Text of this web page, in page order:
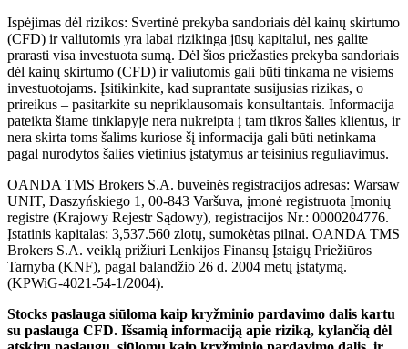
Ispėjimas dėl rizikos: Svertinė prekyba sandoriais dėl kainų skirtumo
(CFD) ir valiutomis yra labai rizikinga jūsų kapitalui, nes galite
prarasti visa investuota sumą. Dėl šios priežasties prekyba sandoriais
dėl kainų skirtumo (CFD) ir valiutomis gali būti tinkama ne visiems
investuotojams. Įsitikinkite, kad suprantate susijusias rizikas, o
prireikus – pasitarkite su nepriklausomais konsultantais. Informacija
pateikta šiame tinklapyje nera nukreipta į tam tikros šalies klientus, ir
nera skirta toms šalims kuriose šį informacija gali būti netinkama
pagal nurodytos šalies vietinius įstatymus ar teisinius reguliavimus.
OANDA TMS Brokers S.A. buveinės registracijos adresas: Warsaw
UNIT, Daszyńskiego 1, 00-843 Varšuva, įmonė registruota Įmonių
registre (Krajowy Rejestr Sądowy), registracijos Nr.: 0000204776.
Įstatinis kapitalas: 3,537.560 zlotų, sumokėtas pilnai. OANDA TMS
Brokers S.A. veiklą prižiuri Lenkijos Finansų Įstaigų Priežiūros
Tarnyba (KNF), pagal balandžio 26 d. 2004 metų įstatymą.
(KPWiG-4021-54-1/2004).
Stocks paslauga siūloma kaip kryžminio pardavimo dalis kartu
su paslauga CFD. Išsamią informaciją apie riziką, kylančią dėl